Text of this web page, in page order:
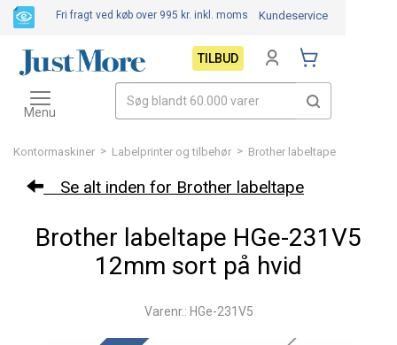
Kontormaskiner > Labelprinter og tilbehør > Brother labeltape
Se alt inden for Brother labeltape
Brother labeltape HGe-231V5
12mm sort på hvid
Varenr.: HGe-231V5
Fri fragt ved køb over 995 kr. inkl. moms Kundeservice
TILBUD
Toggle
navigation
Menu